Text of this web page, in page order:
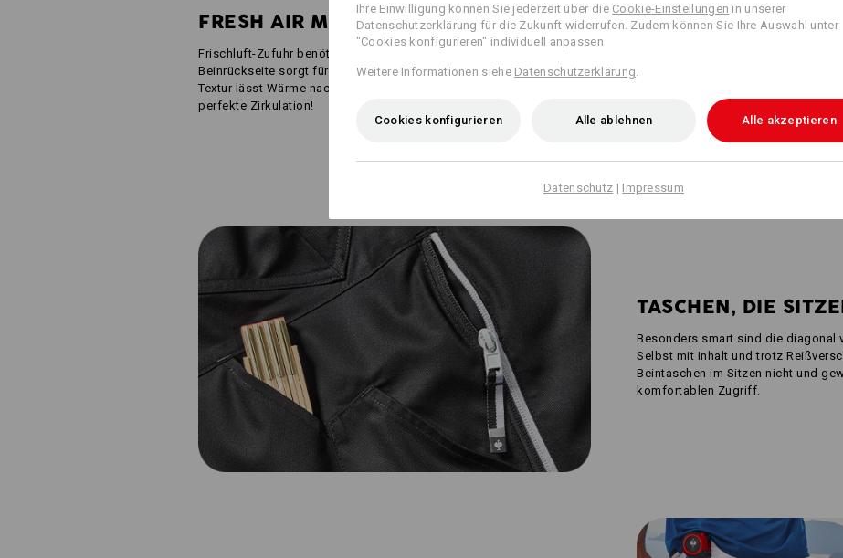
FRESH AIR MESH
Frischluft-Zufuhr benötigt? Schmales Ventilations-Mesh an der
Beinrückseite sorgt für ein angenehmes Trageklima. Die netzartige
Textur lässt Wärme nach außen und frische Luft nach innen –
perfekte Zirkulation!
TASCHEN, DIE
Besonders smart sind die diagonal
Selbst mit Inhalt und trotz
Beintaschen im Sitzen nicht und
komfortablen Zugriff.
Ihre Einwilligung können Sie jederzeit über die Cookie-Einstellungen in unserer
Datenschutzerklärung für die Zukunft widerrufen. Zudem können Sie Ihre Auswahl unter
"Cookies konfigurieren" individuell anpassen
Weitere Informationen siehe Datenschutzerklärung
Cookies konfigurieren Alle ablehnen Alle akzeptieren
Datenschutz | Impressum